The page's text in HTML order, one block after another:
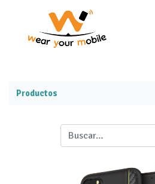
Productos